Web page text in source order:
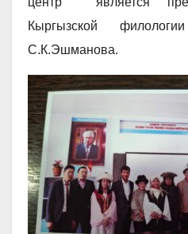
Кыргызской
С.К.Эшманова.